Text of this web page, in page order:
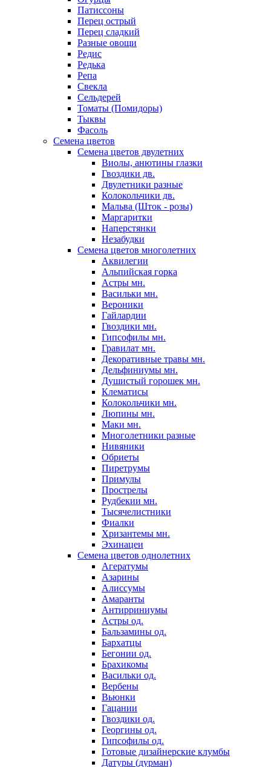
Патиссоны
Перец острый
Перец сладкий
Разные овощи
Редис
Редька
Репа
Свекла
Сельдерей
Томаты (Помидоры)
Тыквы
Фасоль
Семена цветов
Семена цветов двулетних
Виолы, анютины глазки
Гвоздики дв.
Двулетники разные
Колокольчики дв.
Мальва (Шток - розы)
Маргаритки
Наперстянки
Незабудки
Семена цветов многолетних
Аквилегии
Альпийская горка
Астры мн.
Васильки мн.
Вероники
Гайлардии
Гвоздики мн.
Гипсофилы мн.
Гравилат мн.
Декоративные травы мн.
Дельфиниумы мн.
Душистый горошек мн.
Клематисы
Колокольчики мн.
Люпины мн.
Маки мн.
Многолетники разные
Нивяники
Обриеты
Пиретрумы
Примулы
Прострелы
Рудбекии мн.
Тысячелистники
Фиалки
Хризантемы мн.
Эхинацеи
Семена цветов однолетних
Агератумы
Азарины
Алиссумы
Амаранты
Антирриниумы
Астры од.
Бальзамины од.
Бархатцы
Бегонии од.
Брахикомы
Васильки од.
Вербены
Вьюнки
Гацании
Гвоздики од.
Георгины од.
Гипсофилы од.
Готовые дизайнерские клумбы
Датуры (дурман)